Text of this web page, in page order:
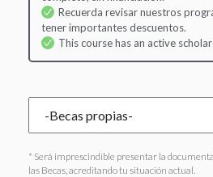
Recuerda revisar nuestros
tener importantes descuentos.
This course has an active
* Será imprescindible presentar la
las Becas, acreditando tu situación actual.